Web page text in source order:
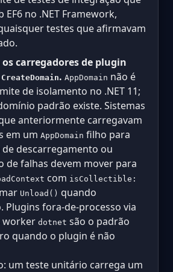
EF6 no .NET Framework,
testes que afirmavam
carregadores de plugin
. AppDomain não é
de isolamento no .NET 11;
padrão existe. Sistemas
anteriormente carregavam
em um AppDomain filho para
descarregamento ou
de falhas devem mover para
com isCollectible:
Unload() quando
Plugins fora-de-processo via
worker dotnet são o padrão
quando o plugin é não
um teste unitário carrega um